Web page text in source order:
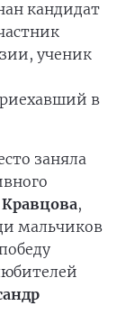
кандидат
ученик
в
заняла
,
мальчиков